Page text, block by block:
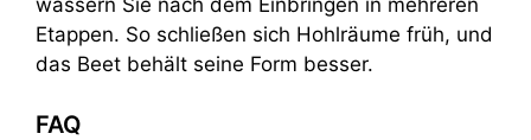
wässern Sie nach dem Einbringen in mehreren
Etappen. So schließen sich Hohlräume früh, und
das Beet behält seine Form besser.
FAQ